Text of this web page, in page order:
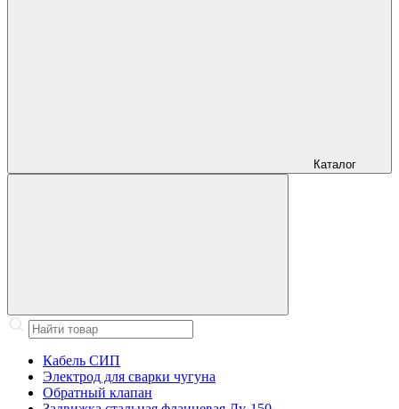
Каталог
Кабель СИП
Электрод для сварки чугуна
Обратный клапан